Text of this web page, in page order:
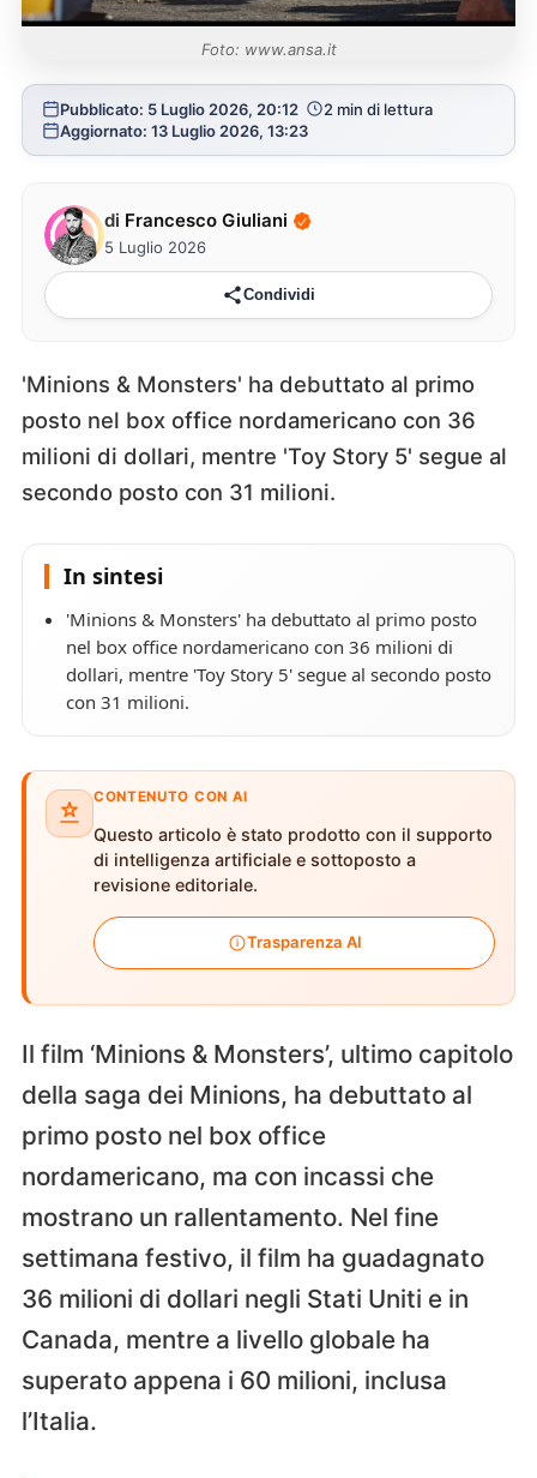
Foto: www.ansa.it
Pubblicato: 5 Luglio 2026, 20:12
2 min di lettura
Aggiornato: 13 Luglio 2026, 13:23
di Francesco Giuliani
5 Luglio 2026
Condividi
'Minions & Monsters' ha debuttato al primo
posto nel box office nordamericano con 36
milioni di dollari, mentre 'Toy Story 5' segue al
secondo posto con 31 milioni.
In sintesi
'Minions & Monsters' ha debuttato al primo posto
nel box office nordamericano con 36 milioni di
dollari, mentre 'Toy Story 5' segue al secondo posto
con 31 milioni.
CONTENUTO CON AI
Questo articolo è stato prodotto con il supporto
di intelligenza artificiale e sottoposto a
revisione editoriale.
Trasparenza AI
Il film ‘Minions & Monsters’, ultimo capitolo
della saga dei Minions, ha debuttato al
primo posto nel box office
nordamericano, ma con incassi che
mostrano un rallentamento. Nel fine
settimana festivo, il film ha guadagnato
36 milioni di dollari negli Stati Uniti e in
Canada, mentre a livello globale ha
superato appena i 60 milioni, inclusa
l’Italia.